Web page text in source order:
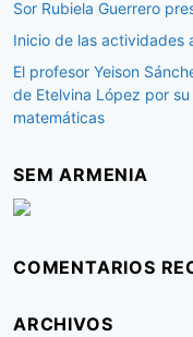
Sor Rubiela Guerrero
Inicio de las actividades
El profesor Yeison
de Etelvina López por
matemáticas
SEM ARMENIA
COMENTARIOS
ARCHIVOS